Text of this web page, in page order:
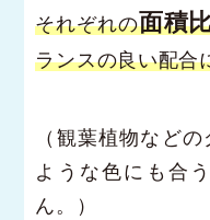
それぞれの面積
ランスの良い配合
（観葉植物など
ような色にも合
ん。）